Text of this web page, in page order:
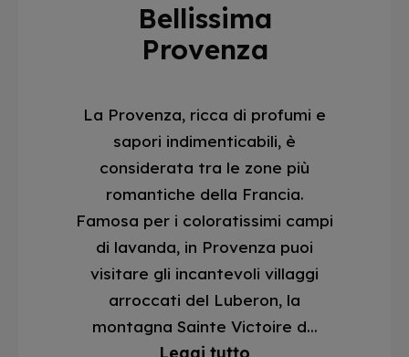
Bellissima
Provenza
La Provenza, ricca di profumi e
sapori indimenticabili, è
considerata tra le zone più
romantiche della Francia.
Famosa per i coloratissimi campi
di lavanda, in Provenza puoi
visitare gli incantevoli villaggi
arroccati del Luberon, la
montagna Sainte Victoire d...
Leggi tutto